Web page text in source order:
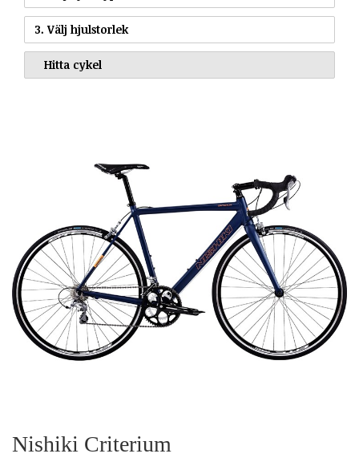
3. Välj hjulstorlek
Nishiki Criterium